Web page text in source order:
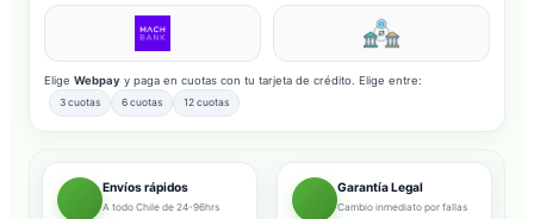
Elige Webpay y paga en cuotas con tu tarjeta de crédito. Elige entre:
3 cuotas 6 cuotas 12 cuotas
Envíos rápidos
A todo Chile de 24-96hrs
Garantía Legal
Cambio inmediato por fallas